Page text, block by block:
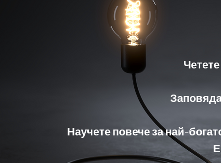
Научете повече за най-